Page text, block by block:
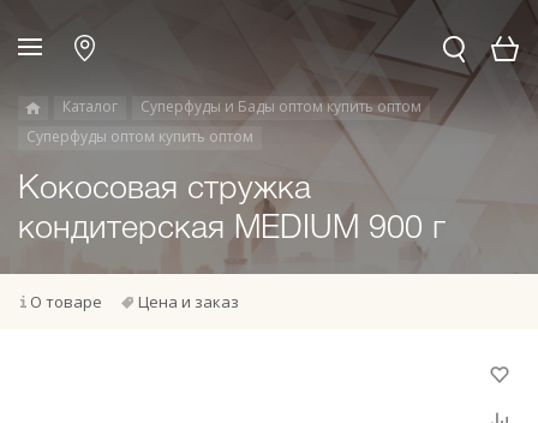
Каталог
Суперфуды и Бады оптом купить оптом
Суперфуды оптом купить оптом
Кокосовая стружка
кондитерская MEDIUM 900 г
О товаре Цена и заказ